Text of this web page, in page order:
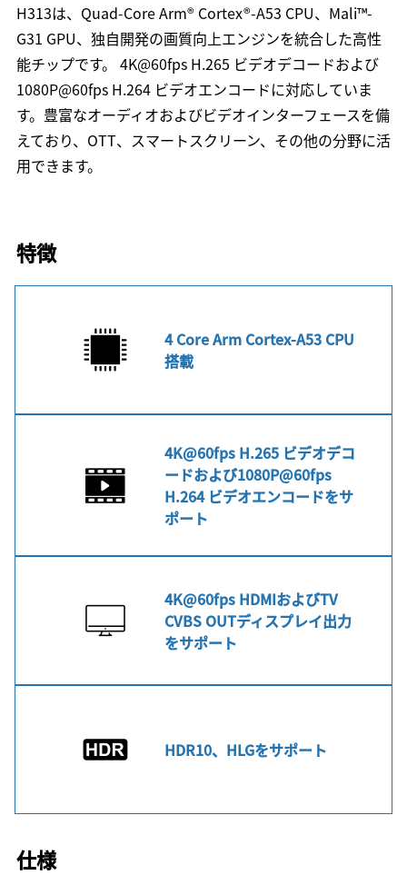
H313は、Quad-Core Arm® Cortex®-A53 CPU、Mali™-
G31 GPU、独自開発の画質向上エンジンを統合した高性
能チップです。 4K@60fps H.265 ビデオデコードおよび
1080P@60fps H.264 ビデオエンコードに対応していま
す。豊富なオーディオおよびビデオインターフェースを備
えており、OTT、スマートスクリーン、その他の分野に活
用できます。
特徴
4 Core Arm Cortex-A53 CPU
搭載
4K@60fps H.265 ビデオデコ
ードおよび1080P@60fps
H.264 ビデオエンコードをサ
ポート
4K@60fps HDMIおよびTV
CVBS OUTディスプレイ出力
をサポート
HDR10、HLGをサポート
仕様